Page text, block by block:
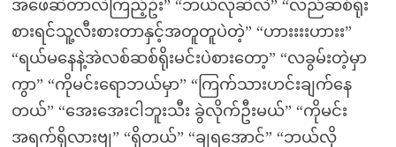
အဖေဆဲတာလဲကြည့်ဦး” “ဘယ်လိုဆဲလဲ” “လည်ဆစ်ရိုး
စားရင်သူ့လီးစားတာနှင့်အတူတူပဲတဲ့” “ဟားးးးဟားး”
“ရယ်မနေနဲ့အဲလစ်ဆစ်ရိုးမင်းပဲစားတော့” “လခွမ်းတဲ့မှာ
ကွာ” “ကိုမင်းရောဘယ်မှာ” “ကြက်သားဟင်းချက်နေ
တယ်” “အေးအေးငါဘူးသီး ခွဲလိုက်ဦးမယ်” “ကိုမင်း
အရက်ရှိလားဗျ” “ရှိတယ်” “ချရအောင်” “ဘယ်လို